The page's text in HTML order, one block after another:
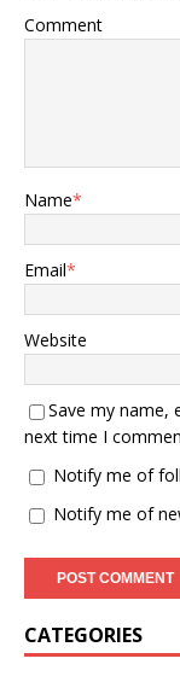
Comment
Name*
Email*
Website
Save my name,
next time I
Notify me of
Notify me of
CATEGORIES